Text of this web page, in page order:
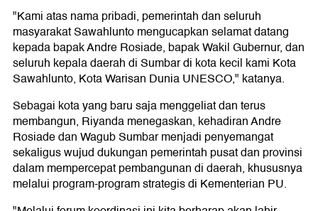
"Kami atas nama pribadi, pemerintah dan seluruh
masyarakat Sawahlunto mengucapkan selamat datang
kepada bapak Andre Rosiade, bapak Wakil Gubernur, dan
seluruh kepala daerah di Sumbar di kota kecil kami Kota
Sawahlunto, Kota Warisan Dunia UNESCO," katanya.
Sebagai kota yang baru saja menggeliat dan terus
membangun, Riyanda menegaskan, kehadiran Andre
Rosiade dan Wagub Sumbar menjadi penyemangat
sekaligus wujud dukungan pemerintah pusat dan provinsi
dalam mempercepat pembangunan di daerah, khususnya
melalui program-program strategis di Kementerian PU.